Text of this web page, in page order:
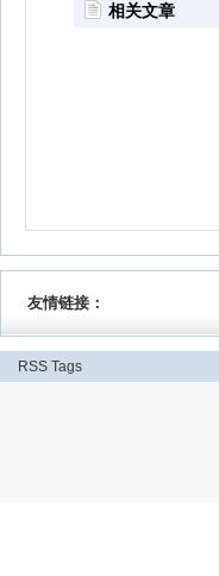
相关文章
友情链接：
RSS Tags